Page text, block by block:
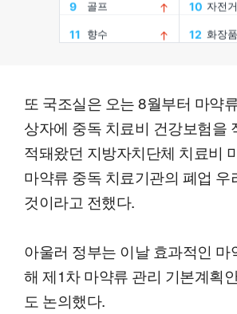
또 국조실은 오는 8월부터 마약
상자에 중독 치료비 건강보험을
적돼왔던 지방자치단체 치료비
마약류 중독 치료기관의 폐업 우
것이라고 전했다.
아울러 정부는 이날 효과적인 마
해 제1차 마약류 관리 기본계획
도 논의했다.